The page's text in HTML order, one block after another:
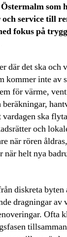
som
service till
fokus på
där det ska och
kommer inte av
för värme,
ska
och
när rören
när helt nya
diskreta byten
dragningar av
Ofta